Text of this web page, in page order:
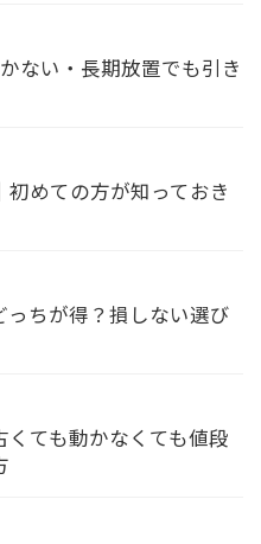
ない・長期放置でも引き
めての方が知っておき
ちが得？損しない選び
ても動かなくても値段